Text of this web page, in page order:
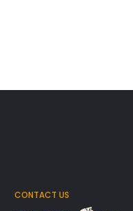
CONTACT US